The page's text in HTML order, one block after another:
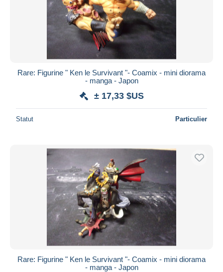
Rare: Figurine " Ken le Survivant "- Coamix - mini diorama
- manga - Japon
± 17,33 $US
Statut Particulier
Rare: Figurine " Ken le Survivant "- Coamix - mini diorama
- manga - Japon